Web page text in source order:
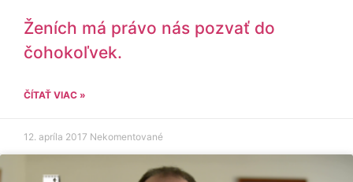
Ženích má právo nás pozvať do
čohokoľvek.
ČÍTAŤ VIAC »
12. apríla 2017 Nekomentované